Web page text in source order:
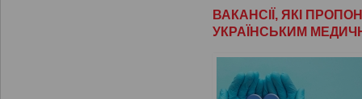
ВАКАНСІЇ, ЯКІ
УКРАЇНСЬКИМ